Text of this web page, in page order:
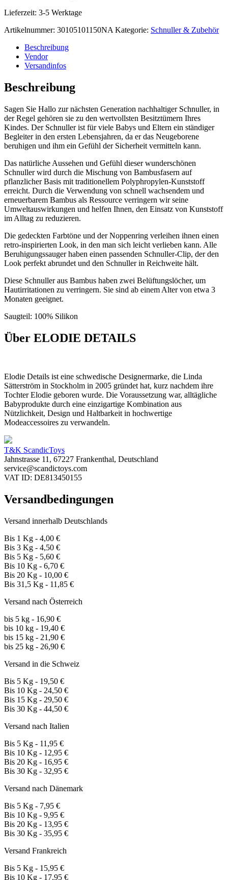
Lieferzeit: 3-5 Werktage
Artikelnummer: 30105101150NA Kategorie: Schnuller & Zubehör
Beschreibung
Vendor
Versandinfos
Beschreibung
Sagen Sie Hallo zur nächsten Generation nachhaltiger Schnuller, in
der Regel gehören sie zu den wertvollsten Besitztümern Ihres
Kindes. Der Schnuller ist für viele Babys und Eltern ein ständiger
Begleiter in den ersten Lebensjahren, da er das Neugeborene
beruhigen und ihm ein Gefühl der Sicherheit vermitteln kann.
Das natürliche Aussehen und Gefühl dieser wunderschönen
Schnuller wird durch die Mischung von Bambusfasern auf
pflanzlicher Basis mit traditionellem Polyphropylen-Kunststoff
erreicht. Durch die Verwendung von schnell wachsendem und
erneuerbarem Bambus als Ressource verringern wir seine
Umweltauswirkungen und helfen Ihnen, den Einsatz von Kunststoff
im Alltag zu reduzieren.
Die gedeckten Farbtöne und der Noppenring verleihen ihnen einen
retro-inspirierten Look, in den man sich leicht verlieben kann. Alle
Beruhigungssauger haben einen passenden Schnuller-Clip, der den
Look perfekt abrundet und den Schnuller in Reichweite hält.
Diese Schnuller aus Bambus haben zwei Belüftungslöcher, um
Hautirritationen zu verringern. Sie sind ab einem Alter von etwa 3
Monaten geeignet.
Saugteil: 100% Silikon
Über ELODIE DETAILS
Elodie Details ist eine schwedische Designermarke, die Linda
Sätterström in Stockholm in 2005 gründet hat, kurz nachdem ihre
Tochter Elodie geboren wurde. Die Voraussetzung war, alltägliche
Babyprodukte durch eine einzigartige Kombination aus
Nützlichkeit, Design und Haltbarkeit in hochwertige
Modeaccessoires zu verwandeln.
T&K ScandicToys
Jahnstrasse 11, 67227 Frankenthal, Deutschland
service@scandictoys.com
VAT ID: DE813450155
Versandbedingungen
Versand innerhalb Deutschlands
Bis 1 Kg - 4,00 €
Bis 3 Kg - 4,50 €
Bis 5 Kg - 5,60 €
Bis 10 Kg - 6,70 €
Bis 20 Kg - 10,00 €
Bis 31,5 Kg - 11,85 €
Versand nach Österreich
bis 5 kg - 16,90 €
bis 10 kg - 19,40 €
bis 15 kg - 21,90 €
bis 25 kg - 26,90 €
Versand in die Schweiz
Bis 5 Kg - 19,50 €
Bis 10 Kg - 24,50 €
Bis 15 Kg - 29,50 €
Bis 30 Kg - 44,50 €
Versand nach Italien
Bis 5 Kg - 11,95 €
Bis 10 Kg - 12,95 €
Bis 20 Kg - 16,95 €
Bis 30 Kg - 32,95 €
Versand nach Dänemark
Bis 5 Kg - 7,95 €
Bis 10 Kg - 9,95 €
Bis 20 Kg - 13,95 €
Bis 30 Kg - 35,95 €
Versand Frankreich
Bis 5 Kg - 15,95 €
Bis 10 Kg - 17,95 €